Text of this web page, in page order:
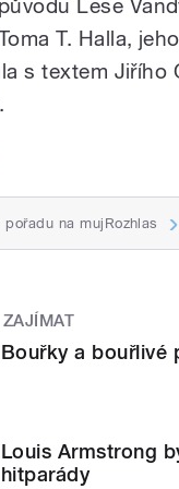
Lese
T. Halla,
s textem Jiřího
na mujRozhlas
Bouřky a bouřlivé
Louis Armstrong
hitparády